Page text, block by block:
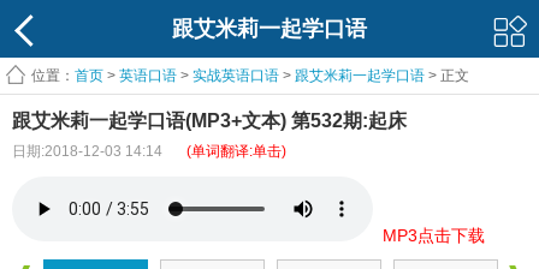
跟艾米莉一起学口语
位置： 首页 > 英语口语 > 实战英语口语 > 跟艾米莉一起学口语 > 正文
跟艾米莉一起学口语(MP3+文本) 第532期:起床
日期:2018-12-03 14:14 (单词翻译:单击)
MP3点击下载